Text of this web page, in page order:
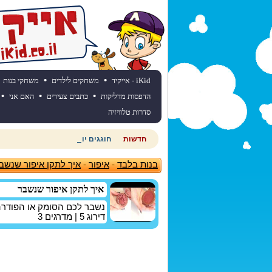
iKid - אייקיד • משחקים לילדים • משחקי בנות
הדפסות מדליקות • כתבים צעירים • האם אני •
סדרות טלוויזיה
חדשות חוגגים יום הולדת? כנסו לאתר
בנות בלבד-איפור-איך לתקן איפור
איך לתקן איפור שנשבר
נשבר לכם הסומק או
דירוג 5 | מדרגים 3